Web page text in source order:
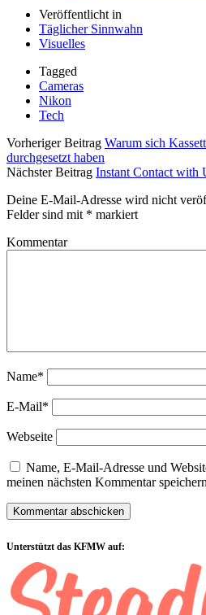
Veröffentlicht in
Täglicher Sinnwahn
Visuelles
Tagged
Cameras
Nikon
Tech
Vorheriger Beitrag Warum sich
durchgesetzt haben
Nächster Beitrag Instant Contact with
Deine E-Mail-Adresse wird nicht
Felder sind mit * markiert
Kommentar
Name*
E-Mail*
Webseite
Name, E-Mail-Adresse und
meinen nächsten Kommentar
Sidebar
Unterstützt das KFMW auf: